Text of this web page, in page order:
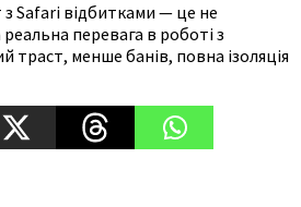
Safari відбитками — це не
перевага в роботі з
траст, менше банів, повна ізоляція